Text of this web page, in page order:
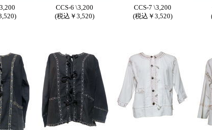
CCS-6 \3,200
(税込￥3,520)
CCS-7 \3,200
(税込￥3,520)